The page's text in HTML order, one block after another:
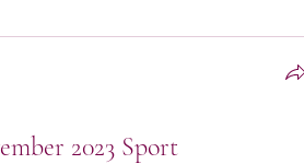
2023 Sport